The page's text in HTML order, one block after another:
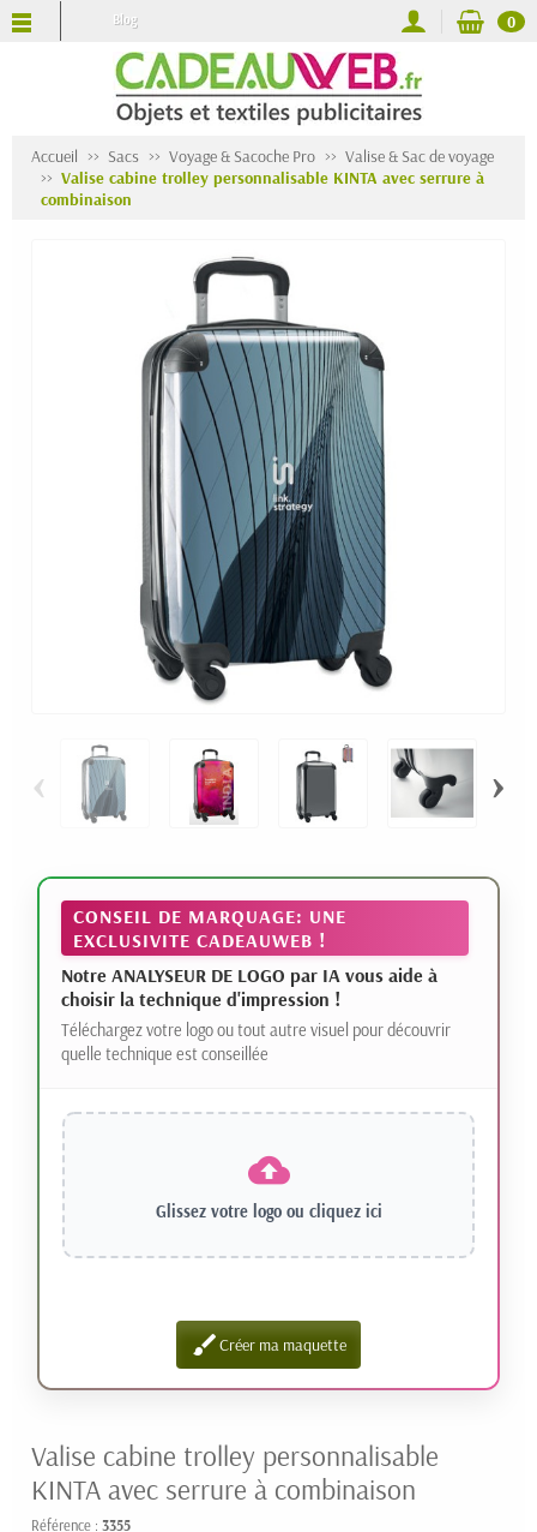
Blog 0
Accueil Sacs Voyage & Sacoche Pro
Valise & Sac de voyage
Valise cabine trolley personnalisable KINTA avec serrure à
combinaison
‹ ›
CONSEIL DE MARQUAGE: UNE
EXCLUSIVITE CADEAUWEB !
Notre ANALYSEUR DE LOGO par IA vous aide à
choisir la technique d'impression !
Téléchargez votre logo ou tout autre visuel pour découvrir
quelle technique est conseillée
Glissez votre logo ou cliquez ici
brushCréer ma maquette
Valise cabine trolley personnalisable
KINTA avec serrure à combinaison
Référence : 3355